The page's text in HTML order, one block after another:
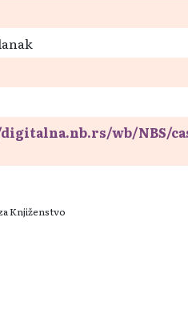
wb/NBS/
Knjiženstvo